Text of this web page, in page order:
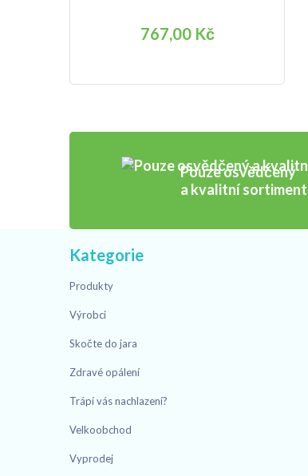
767,00 Kč
Pouze osvědčený
a kvalitní sortiment
Kategorie
Produkty
Výrobci
Skočte do jara
Zdravé opálení
Trápí vás nachlazení?
Velkoobchod
Vyprodej